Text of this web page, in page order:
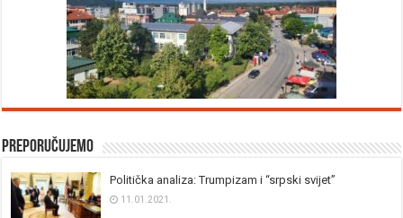
Preporučujemo
Politička analiza: Trumpizam i “srpski svijet”
11.01.2021.